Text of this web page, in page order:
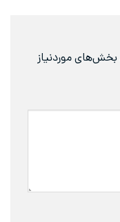
بخش‌های موردنیاز